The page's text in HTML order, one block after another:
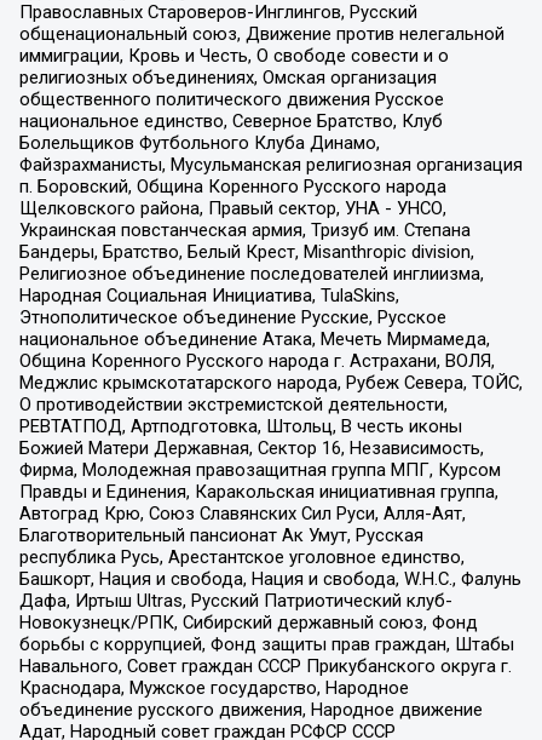
Православных Староверов-Инглингов, Русский
общенациональный союз, Движение против нелегальной
иммиграции, Кровь и Честь, О свободе совести и о
религиозных объединениях, Омская организация
общественного политического движения Русское
национальное единство, Северное Братство, Клуб
Болельщиков Футбольного Клуба Динамо,
Файзрахманисты, Мусульманская религиозная организация
п. Боровский, Община Коренного Русского народа
Щелковского района, Правый сектор, УНА - УНСО,
Украинская повстанческая армия, Тризуб им. Степана
Бандеры, Братство, Белый Крест, Misanthropic division,
Религиозное объединение последователей инглиизма,
Народная Социальная Инициатива, TulaSkins,
Этнополитическое объединение Русские, Русское
национальное объединение Атака, Мечеть Мирмамеда,
Община Коренного Русского народа г. Астрахани, ВОЛЯ,
Меджлис крымскотатарского народа, Рубеж Севера, ТОЙС,
О противодействии экстремистской деятельности,
РЕВТАТПОД, Артподготовка, Штольц, В честь иконы
Божией Матери Державная, Сектор 16, Независимость,
Фирма, Молодежная правозащитная группа МПГ, Курсом
Правды и Единения, Каракольская инициативная группа,
Автоград Крю, Союз Славянских Сил Руси, Алля-Аят,
Благотворительный пансионат Ак Умут, Русская
республика Русь, Арестантское уголовное единство,
Башкорт, Нация и свобода, Нация и свобода, W.H.С., Фалунь
Дафа, Иртыш Ultras, Русский Патриотический клуб-
Новокузнецк/РПК, Сибирский державный союз, Фонд
борьбы с коррупцией, Фонд защиты прав граждан, Штабы
Навального, Совет граждан СССР Прикубанского округа г.
Краснодара, Мужское государство, Народное
объединение русского движения, Народное движение
Адат, Народный совет граждан РСФСР СССР